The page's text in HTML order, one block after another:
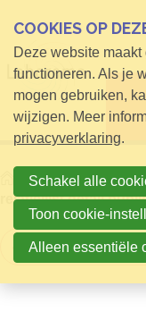
HomeInfo voor
relatielijst detail
Terug naar
COOKIES OP
Deze website
functioneren. Als je
mogen gebruiken,
wijzigen. Meer
privacyverklaring.
Schakel alle
Toon cookie-
Alleen essentiële